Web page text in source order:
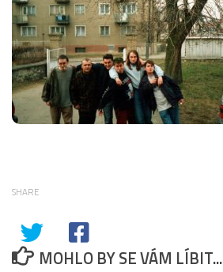
SHARE
MOHLO BY SE VÁM LÍBIT...